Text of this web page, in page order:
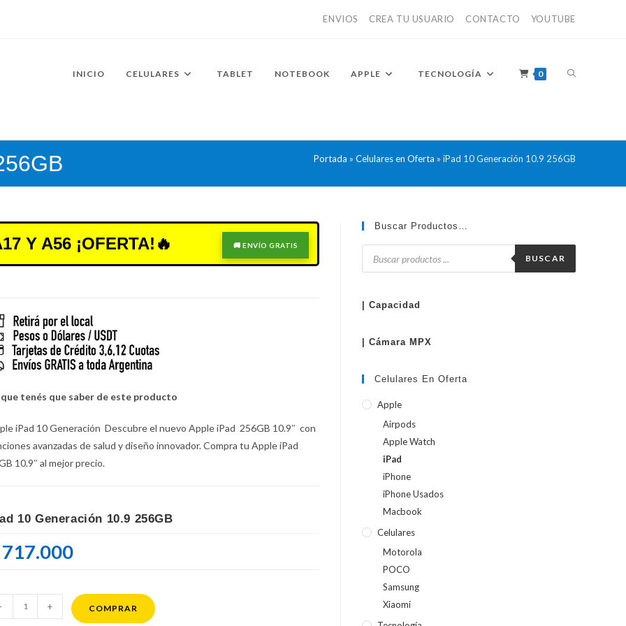
ENVIOS CREA TU USUARIO CONTACTO YOUTUBE
INICIO CELULARES TABLET NOTEBOOK APPLE TECNOLOGÍA 0 ALTERNAR
BÚSQUEDA
Portada » Celulares en Oferta » iPad 10 Generación 10.9 256GB
Y A56 ¡OFERTA!🔥 🚚 ENVÍO GRATIS
que tenés que saber de este producto
iPad 10 Generación Descubre el nuevo Apple iPad 256GB 10.9″ con
avanzadas de salud y diseño innovador. Compra tu Apple iPad
10.9″ al mejor precio.
10 Generación 10.9 256GB
717.000
- + COMPRAR
Buscar Productos…
Búsqueda
productos
BUSCAR
| Capacidad
| Cámara MPX
Celulares En Oferta
Apple
Airpods
Apple Watch
iPad
iPhone
iPhone Usados
Macbook
Celulares
Motorola
POCO
Samsung
Xiaomi